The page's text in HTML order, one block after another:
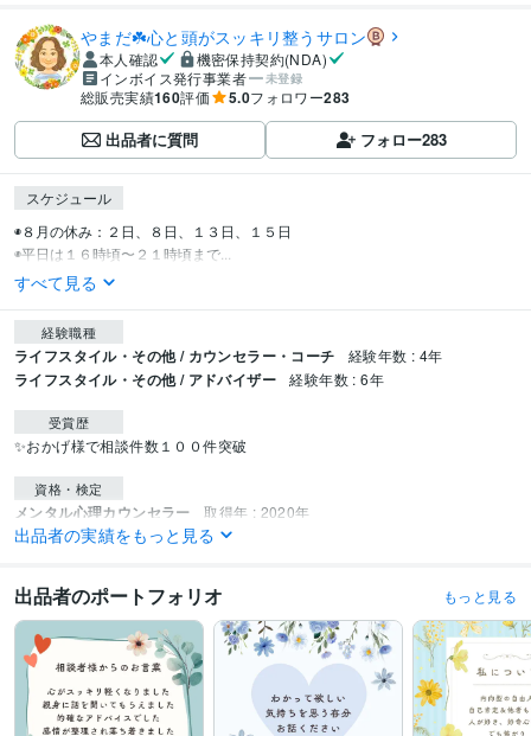
やまだ☘️心と頭がスッキリ整うサロン
本人確認
機密保持契約(NDA)
インボイス発行事業者
未登録
総販売実績160評価 5.0フォロワー283
出品者に質問 フォロー283
スケジュール
◉８月の休み：２日、８日、１３日、１５日
◉平日は１６時頃〜２１時頃まで...
すべて見る
経験職種
ライフスタイル・その他 / カウンセラー・コーチ 経験年数 : 4年
ライフスタイル・その他 / アドバイザー 経験年数 : 6年
受賞歴
✨おかげ様で相談件数１００件突破
資格・検定
メンタル心理カウンセラー 取得年 : 2020年
上級心理カウンセラー 取得年 : 2020年
夫婦カウンセラー
パワーストーンセラピスト 取得年 : 2022年
日商簿記検定2級 取得年 : 1994年
ビジネス・クリエイティブツール
WordPress:5年JIMDO:3年 Word:8年PCA:5年ジョブカン会計:2年
弥生会計:9年ChatGPT:0年Canva:4年
出品者の実績をもっと見る
出品者のポートフォリオ もっと見る